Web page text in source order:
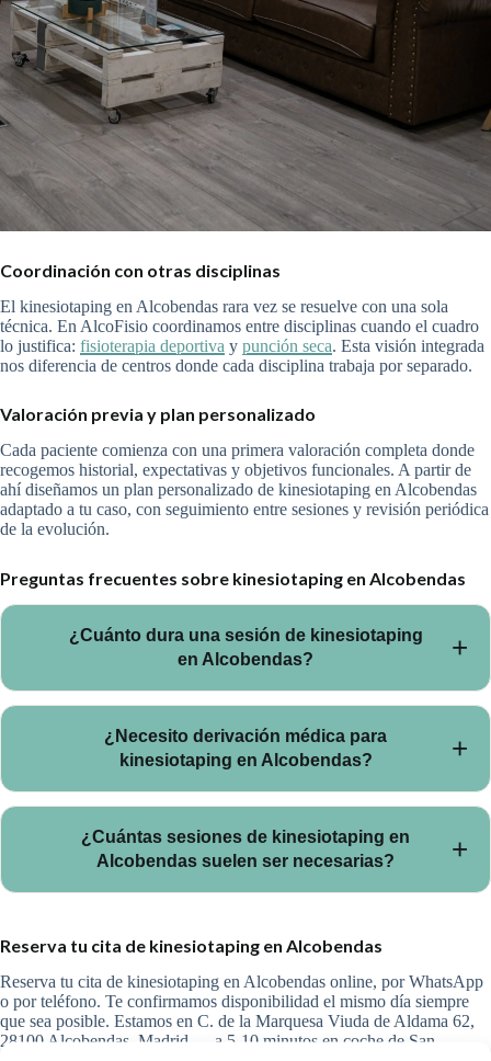
Coordinación con otras disciplinas
El kinesiotaping en Alcobendas rara vez se resuelve con una sola
técnica. En AlcoFisio coordinamos entre disciplinas cuando el cuadro
lo justifica: fisioterapia deportiva y punción seca. Esta visión integrada
nos diferencia de centros donde cada disciplina trabaja por separado.
Valoración previa y plan personalizado
Cada paciente comienza con una primera valoración completa donde
recogemos historial, expectativas y objetivos funcionales. A partir de
ahí diseñamos un plan personalizado de kinesiotaping en Alcobendas
adaptado a tu caso, con seguimiento entre sesiones y revisión periódica
de la evolución.
Preguntas frecuentes sobre kinesiotaping en Alcobendas
¿Cuánto dura una sesión de kinesiotaping
en Alcobendas?
minutos, suficientes para realizar valoración, tratamiento y
plan de ejercicios sin prisas.
¿Necesito derivación médica para
kinesiotaping en Alcobendas?
kinesiotaping en Alcobendas reservando cita online o por
teléfono. Si traes informes médicos previos, los integramos
en la valoración inicial.
¿Cuántas sesiones de kinesiotaping en
Alcobendas suelen ser necesarias?
Alcobendas te orientamos sobre el número estimado de
sesiones y el plan de seguimiento personalizado.
Reserva tu cita de kinesiotaping en Alcobendas
Reserva tu cita de kinesiotaping en Alcobendas online, por WhatsApp
o por teléfono. Te confirmamos disponibilidad el mismo día siempre
que sea posible. Estamos en C. de la Marquesa Viuda de Aldama 62,
28100 Alcobendas, Madrid — a 5-10 minutos en coche de San